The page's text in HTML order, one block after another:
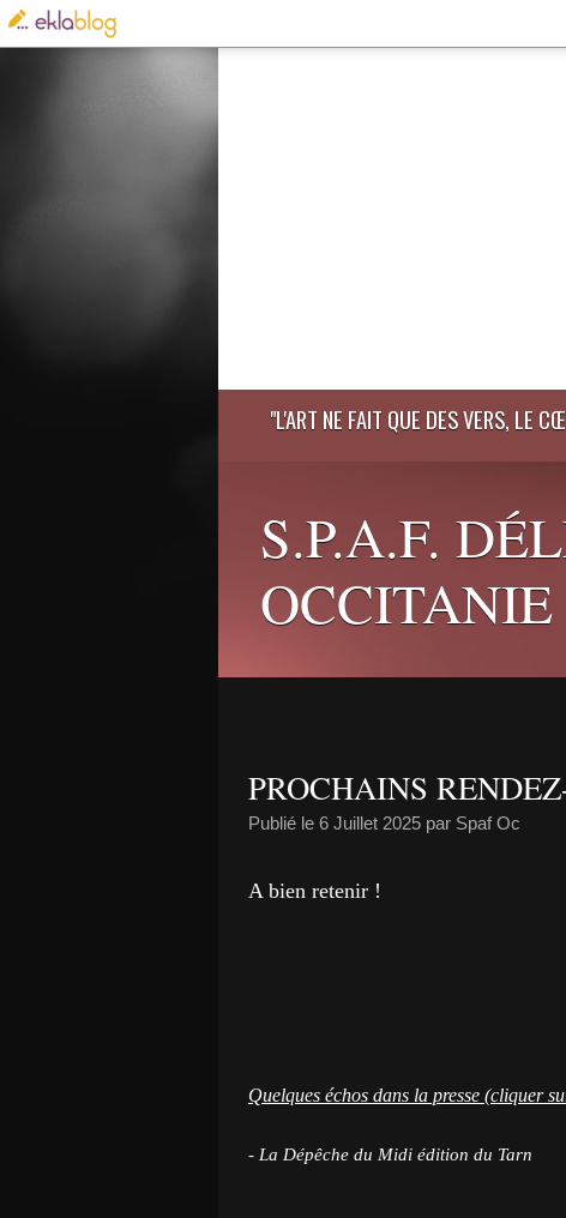
"L'ART NE FAIT QUE DES VERS, LE
S.P.A.F.
OCCITANIE
PROCHAINS
Publié le 6 Juillet 2025 par Spaf Oc
A bien retenir !
Quelques échos dans la presse (cliquer
- La Dépêche du Midi édition du Tarn